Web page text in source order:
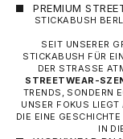
PREMIUM
STICKABUSH
SEIT UNSERER
STICKABUSH FÜR
DER STRASSE
STREETWEAR-
TRENDS, SONDERN
UNSER FOKUS
DIE EINE
N